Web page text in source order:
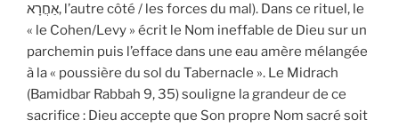
אַחֲרָא, l’autre côté / les forces du mal). Dans ce rituel, le
« le Cohen/Levy » écrit le Nom ineffable de Dieu sur un
parchemin puis l’efface dans une eau amère mélangée
à la « poussière du sol du Tabernacle ». Le Midrach
(Bamidbar Rabbah 9, 35) souligne la grandeur de ce
sacrifice : Dieu accepte que Son propre Nom sacré soit